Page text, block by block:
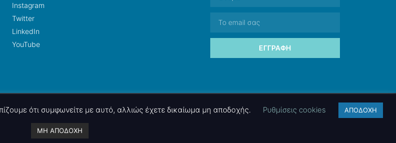
Instagram
Twitter
LinkedIn
YouTube
ΕΓΓΡΑΦΉ
nettings, ltd . Powered by
ότι συμφωνείτε με αυτό, αλλιώς έχετε δικαίωμα μη αποδοχής. Ρυθμίσεις cookies ΑΠΟΔΟΧΗ
ΜΗ ΑΠΟΔΟΧΗ